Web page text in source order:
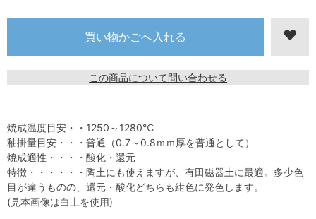
この商品について問い合わせる
焼成温度目安・・1250～1280℃
釉掛量目安・・・普通（0.7～0.8ｍｍ厚を普通として）
焼成適性・・・・酸化・還元
特徴・・・・・・陶土にも使えますが、有田磁器土に最適。多少色
目が違うものの、還元・酸化どちらも紺色に発色します。
(見本画像は白土を使用)